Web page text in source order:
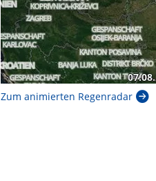
Zum animierten Regenradar